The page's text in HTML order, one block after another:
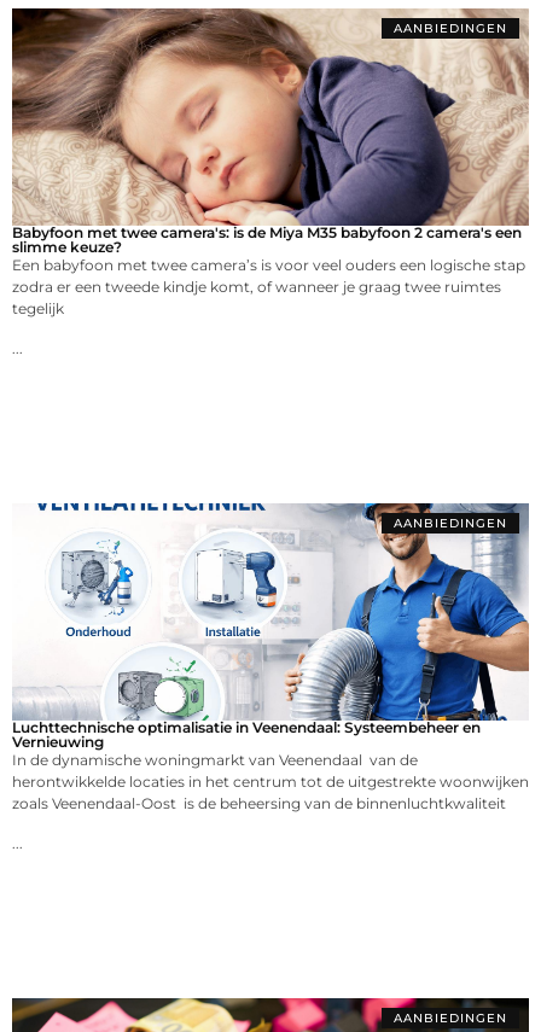
AANBIEDINGEN
Babyfoon met twee camera's: is de Miya M35 babyfoon 2 camera's een
slimme keuze?
Een babyfoon met twee camera’s is voor veel ouders een logische stap
zodra er een tweede kindje komt, of wanneer je graag twee ruimtes
tegelijk
AANBIEDINGEN
Luchttechnische optimalisatie in Veenendaal: Systeembeheer en
Vernieuwing
In de dynamische woningmarkt van Veenendaal van de
herontwikkelde locaties in het centrum tot de uitgestrekte woonwijken
zoals Veenendaal-Oost is de beheersing van de binnenluchtkwaliteit
AANBIEDINGEN